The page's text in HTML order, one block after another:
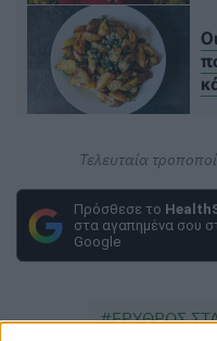
Τελευταία
Πρόσθεσε το
στα αγαπημένα σου
Google
ΕΡΥΘΡΟΣ